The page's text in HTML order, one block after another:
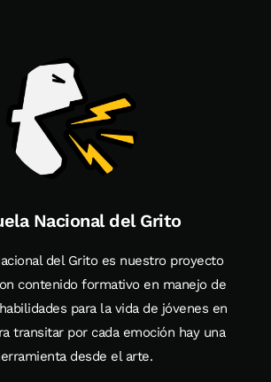
Nacional del Grito
del Grito es nuestro proyecto
contenido formativo en manejo de
para la vida de jóvenes en
transitar por cada emoción hay una
desde el arte.